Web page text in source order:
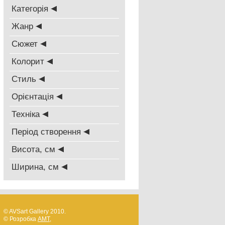
Категорія
Жанр
Сюжет
Колорит
Стиль
Oрієнтація
Техніка
Період створення
Висота, см
Ширина, см
© AVSart Gallery 2010.
© Розробка AMT,